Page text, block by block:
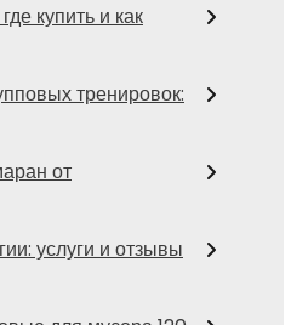
купить и как
тренировок:
от
услуги и отзывы